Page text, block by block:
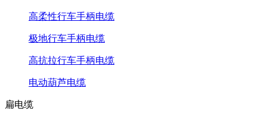
高柔性行车手柄电缆
极地行车手柄电缆
高抗拉行车手柄电缆
电动葫芦电缆
扁电缆